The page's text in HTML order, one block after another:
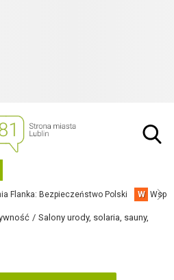
Flanka: Bezpieczeństwo Polski W
Salony urody, solaria, sauny,